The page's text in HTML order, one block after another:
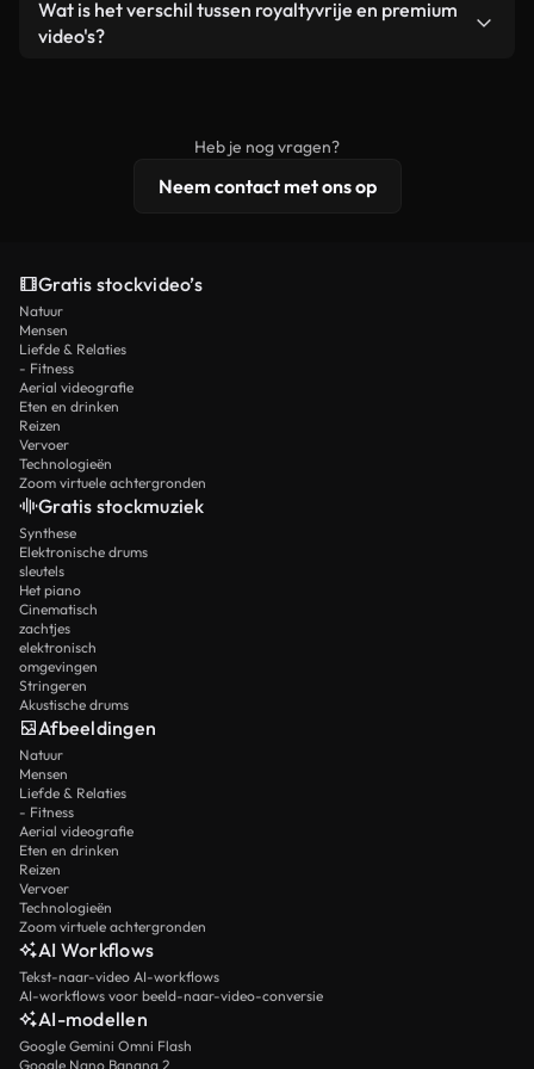
een losstaand product.
remixen. Zorg er wel voor dat het eindproduct
Wat is het verschil tussen royaltyvrije en premium
video's?
licentiebescherming omvat.
Heb je nog vragen?
Neem contact met ons op
Gratis stockvideo’s
Natuur
Mensen
Liefde & Relaties
- Fitness
Aerial videografie
Eten en drinken
Reizen
Vervoer
Technologieën
Zoom virtuele achtergronden
Gratis stockmuziek
Synthese
Elektronische drums
sleutels
Het piano
Cinematisch
zachtjes
elektronisch
omgevingen
Stringeren
Akustische drums
Afbeeldingen
Natuur
Mensen
Liefde & Relaties
- Fitness
Aerial videografie
Eten en drinken
Reizen
Vervoer
Technologieën
Zoom virtuele achtergronden
AI Workflows
Tekst-naar-video AI-workflows
AI-workflows voor beeld-naar-video-conversie
AI-modellen
Google Gemini Omni Flash
Google Nano Banana 2